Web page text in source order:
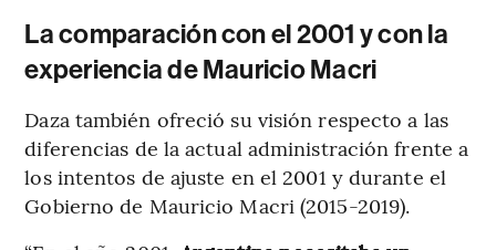
La comparación con el 2001 y con la
experiencia de Mauricio Macri
Daza también ofreció su visión respecto a las
diferencias de la actual administración frente a
los intentos de ajuste en el 2001 y durante el
Gobierno de Mauricio Macri (2015-2019).